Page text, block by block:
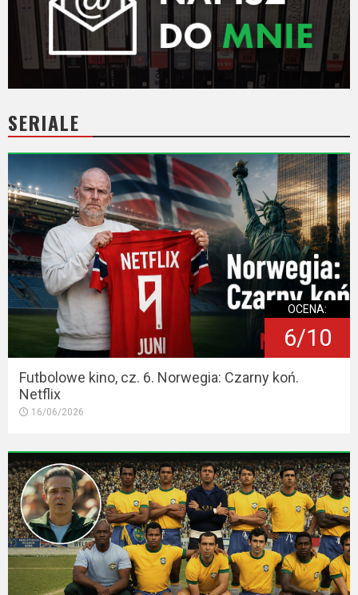
SERIALE
OCENA:
6/10
Futbolowe kino, cz. 6. Norwegia: Czarny koń.
Netflix
16/06/2026